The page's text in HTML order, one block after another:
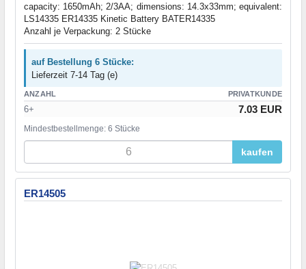
capacity: 1650mAh; 2/3AA; dimensions: 14.3x33mm; equivalent:
LS14335 ER14335 Kinetic Battery BATER14335
Anzahl je Verpackung: 2 Stücke
auf Bestellung 6 Stücke:
Lieferzeit 7-14 Tag (e)
ANZAHL PRIVATKUNDE
6+ 7.03 EUR
Mindestbestellmenge: 6 Stücke
kaufen
ER14505